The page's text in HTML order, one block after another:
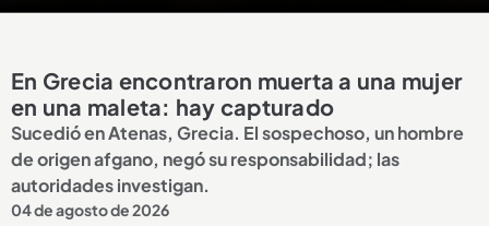
En Grecia encontraron muerta a una mujer
en una maleta: hay capturado
Sucedió en Atenas, Grecia. El sospechoso, un hombre
de origen afgano, negó su responsabilidad; las
autoridades investigan.
04 de agosto de 2026